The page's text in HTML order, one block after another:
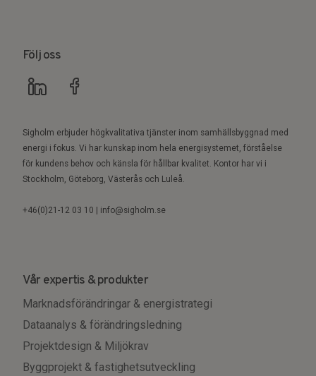
Följ oss
Sigholm erbjuder högkvalitativa tjänster inom samhällsbyggnad med
energi i fokus. Vi har kunskap inom hela energisystemet, förståelse
för kundens behov och känsla för hållbar kvalitet. Kontor har vi i
Stockholm, Göteborg, Västerås och Luleå.
+46(0)21-12 03 10 | info@sigholm.se
Vår expertis & produkter
Marknadsförändringar & energistrategi
Dataanalys & förändringsledning
Projektdesign & Miljökrav
Byggprojekt & fastighetsutveckling